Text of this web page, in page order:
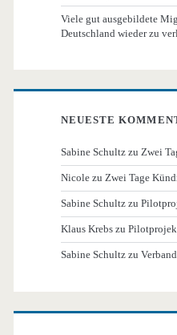
Viele gut ausgebildete
Deutschland wieder zu
NEUESTE
Sabine Schultz zuZwei
Nicole zuZwei Tage
Sabine Schultz zu
Klaus Krebs zu
Sabine Schultz zu